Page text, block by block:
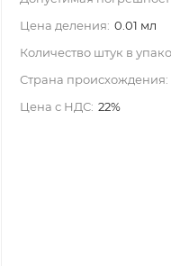
Цена деления: 0.01 мл
Количество штук в
Страна происхождения:
Цена с НДС: 22%